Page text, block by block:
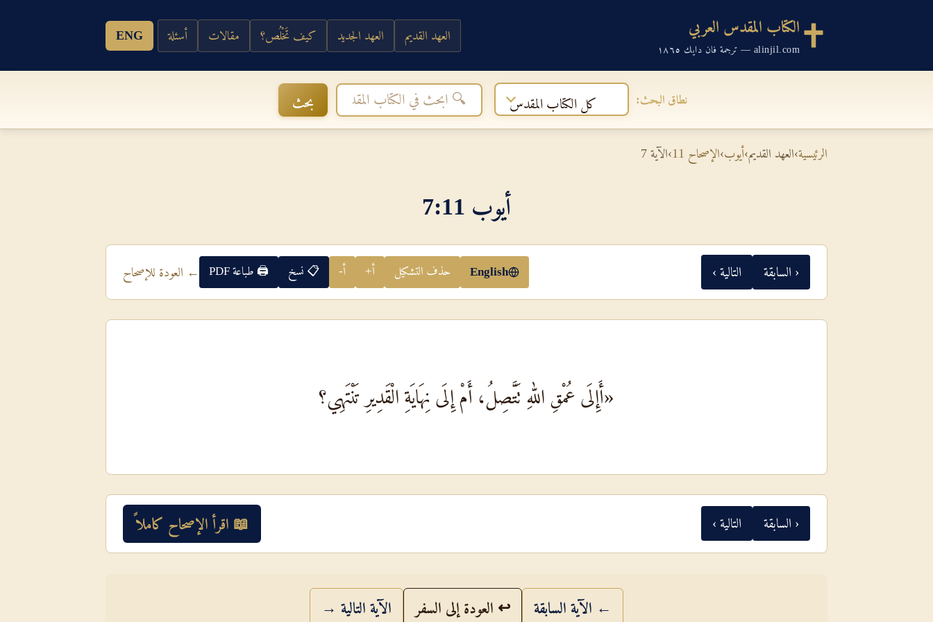
الكتاب المقدس العربي
alinjil.com — ترجمة فان دايك ١٨٦٥
العهد القديم العهد الجديد كيف تَخْلُص؟ مقالات أسئلة ENG
نطاق البحث: كل الكتاب المقدس بحث
الرئيسية›العهد القديم›أيوب›الإصحاح 11 ›الآية 7
أيوب 11‏:‏7
‹ السابقة التالية › English حذف التشكيل أ+ أ- 📋 نسخ 🖨 طباعة PDF ← العودة للإصحاح
«أَإِلَى عُمْقِ اللهِ تَتَّصِلُ، أَمْ إِلَى نِهَايَةِ الْقَدِيرِ تَنْتَهِي؟
‹ السابقة التالية › 📖 اقرأ الإصحاح كاملاً
← الآية السابقة ↩ العودة إلى السفر الآية التالية →